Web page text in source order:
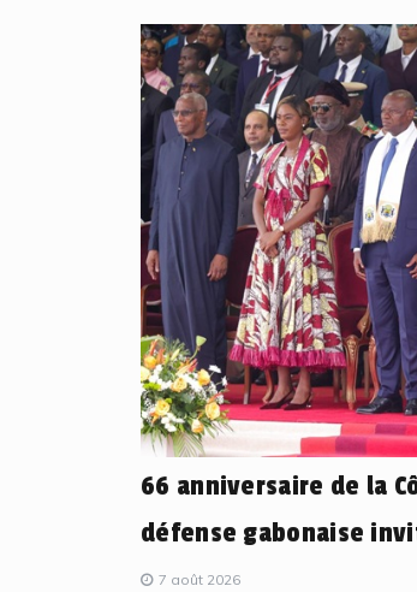
66 anniversaire de la
défense gabonaise
7 août 2026